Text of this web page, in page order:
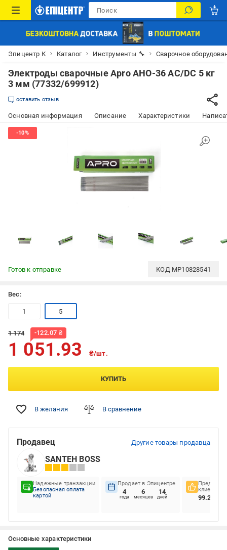
Эпицентр К Каталог Инструменты 🔧 Сварочное
Электроды сварочные Apro АНО-36 AC/DC 5 кг
3 мм (77332/699912)
оставить отзыв
Основная информация Описание Характеристики
Готов к отправке КОД MP10828541
Вес:
1 5
1 174 -122.07 ₴
1 051.93 ₴/шт.
КУПИТЬ
В желания В сравнение
Продавец Другие товары продавца
SANTEH BOSS
Надежные транзакции
Безопасная оплата
картой
Продает в Эпицентре
4
года
6
месяцев
14
дней
клиентов
99.26%
Основные характеристики